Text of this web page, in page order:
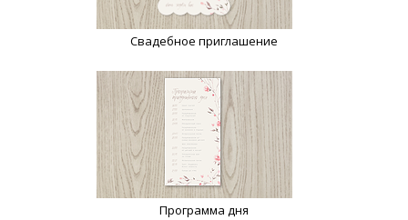
Свадебное приглашение
Программа дня